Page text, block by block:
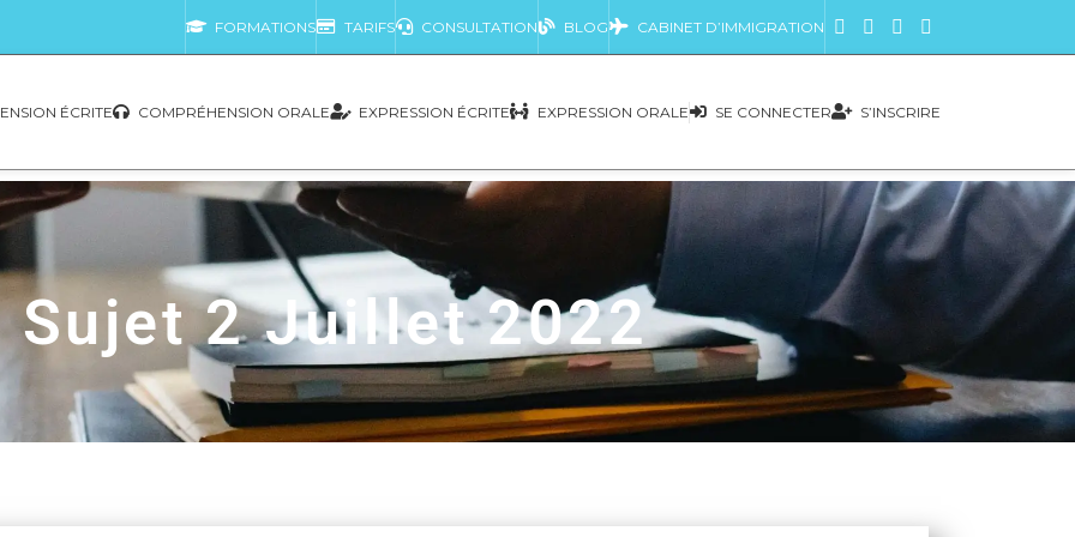
FORMATIONS TARIFS CONSULTATION BLOG CABINET D’IMMIGRATION
ÉCRITE COMPRÉHENSION ORALE EXPRESSION ÉCRITE EXPRESSION ORALE SE CONNECTER S’INSCRIRE
Sujet 2 Juillet 2022